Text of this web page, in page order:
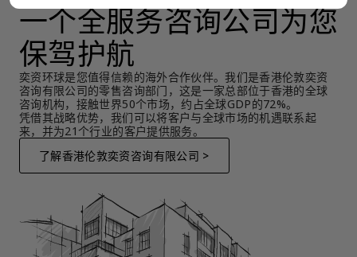
一个全服务咨询公司为您
保驾护航
奕资环球是您值得信赖的海外合作伙伴。我们是香港伦敦奕资
咨询有限公司的零售咨询部门，这是一家总部位于香港的全球
咨询机构，接触世界50个市场，约占全球GDP的72%。
凭借其战略优势，我们可以将客户与全球市场的机遇联系起
来，并为21个行业的客户提供服务。
了解香港伦敦奕资咨询有限公司 >